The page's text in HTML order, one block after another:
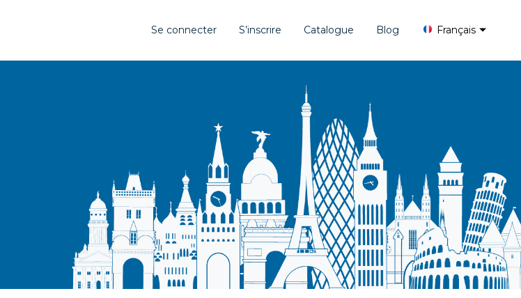
Se connecter S’inscrire Catalogue Blog Français